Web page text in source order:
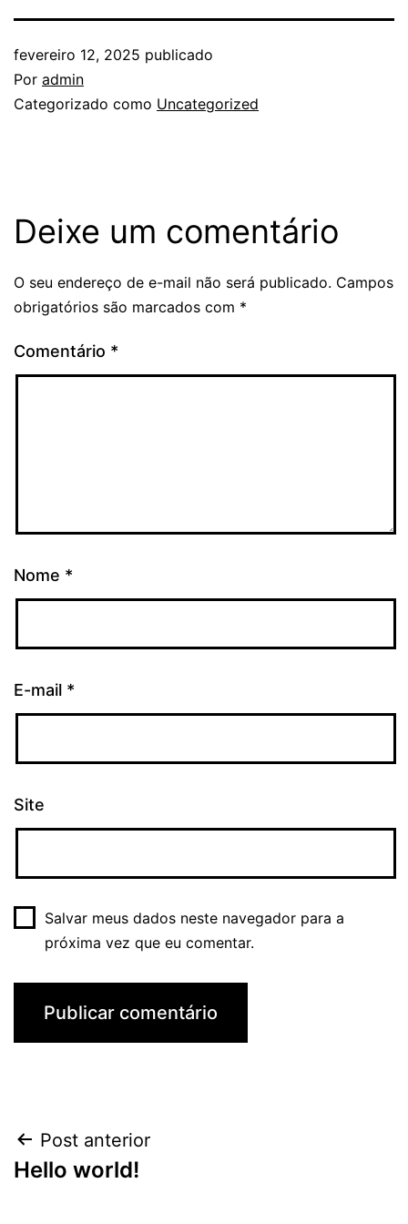
fevereiro 12, 2025 publicado
Por admin
Categorizado como Uncategorized
Deixe um comentário
O seu endereço de e-mail não será publicado. Campos
obrigatórios são marcados com *
Comentário *
Nome *
E-mail *
Site
Salvar meus dados neste navegador para a
próxima vez que eu comentar.
Navegação
de
Post anterior
Hello world!